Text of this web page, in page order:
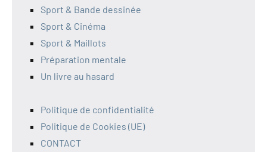
Sport & Bande dessinée
Sport & Cinéma
Sport & Maillots
Préparation mentale
Un livre au hasard
Politique de confidentialité
Politique de Cookies (UE)
CONTACT